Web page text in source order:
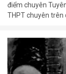
điểm chuyên
THPT chuyên trên